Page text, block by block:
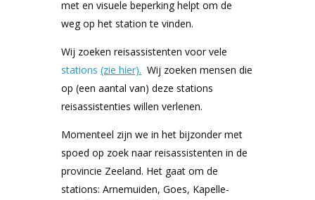
met en visuele beperking helpt om de
weg op het station te vinden.
Wij zoeken reisassistenten voor vele
stations(zie hier). Wij zoeken mensen die
op (een aantal van) deze stations
reisassistenties willen verlenen.
Momenteel zijn we in het bijzonder met
spoed op zoek naar reisassistenten in de
provincie Zeeland. Het gaat om de
stations: Arnemuiden, Goes, Kapelle-